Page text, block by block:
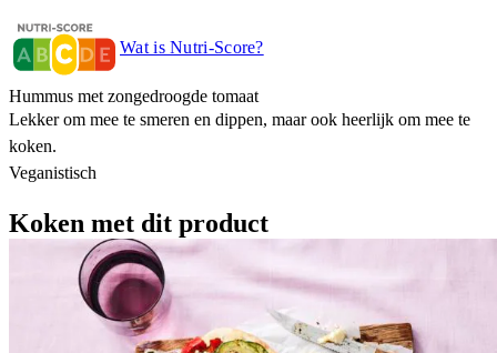
Wat is Nutri-Score?
Hummus met zongedroogde tomaat
Lekker om mee te smeren en dippen, maar ook heerlijk om mee te
koken.
Veganistisch
Koken met dit product